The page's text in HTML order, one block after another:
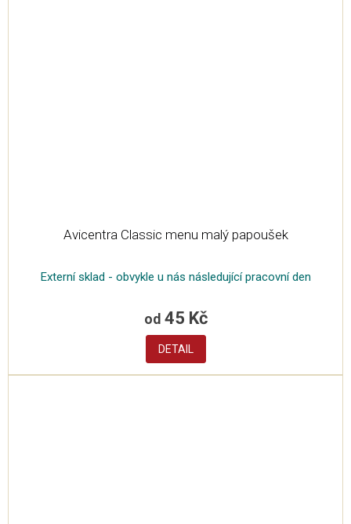
Avicentra Classic menu malý papoušek
Externí sklad - obvykle u nás následující pracovní den
od45 Kč
DETAIL